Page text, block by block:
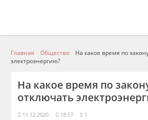
Главная Общество
На какое время по
электроэнергию?
На какое время по
отключать
11.12.2020 18:57 1